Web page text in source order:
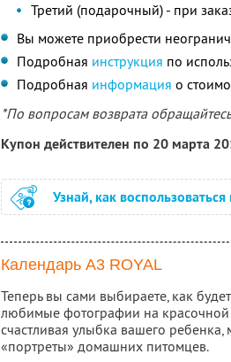
Третий (подарочный) - при
Вы можете приобрести
Подробная инструкция по
Подробная информация о
*По вопросам возврата
Купон действителен по 20 марта
Узнай, как
Календарь А3 ROYAL
Теперь вы сами выбираете, как
любимые фотографии на
счастливая улыбка вашего
«портреты» домашних питомцев.